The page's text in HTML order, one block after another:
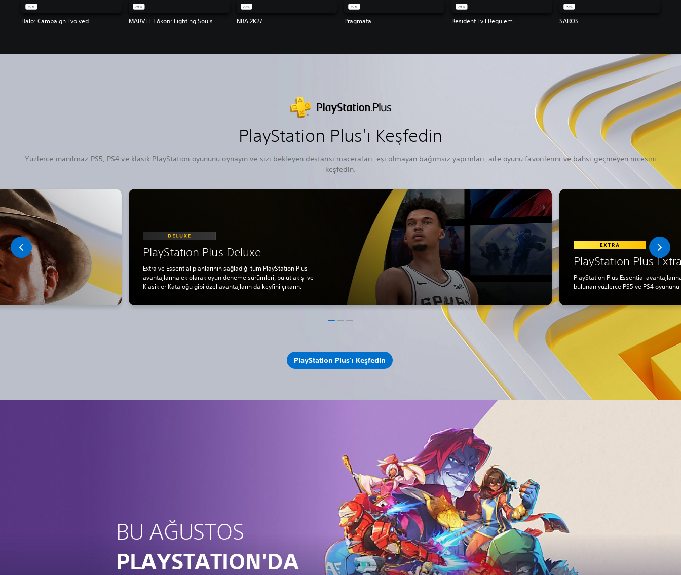
Halo: Campaign Evolved MARVEL Tōkon: Fighting Souls NBA 2K27 Pragmata Resident Evil Requiem SAROS
PlayStation Plus'ı Keşfedin
Yüzlerce inanılmaz PS5, PS4 ve klasik PlayStation oyununu oynayın ve sizi bekleyen destansı maceraları, eşi olmayan bağımsız yapımları, aile oyunu favorilerini ve bahsi geçmeyen nicesini
keşfedin.
PlayStation Plus Deluxe
Extra ve Essential planlarının sağladığı tüm PlayStation Plus
avantajlarına ek olarak oyun deneme sürümleri, bulut akışı ve
Klasikler Kataloğu gibi özel avantajların da keyfini çıkarın.
PlayStation Plus
PlayStation Plus Essential
bulunan yüzlerce PS5 ve PS4
PlayStation Plus'ı Keşfedin
BU AĞUSTOS
PLAYSTATION'DA